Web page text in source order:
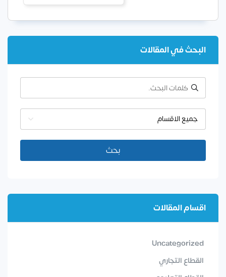
البحث في المقالات
جميع الاقسام
بحث
اقسام المقالات
Uncategorized
القطاع التجاري